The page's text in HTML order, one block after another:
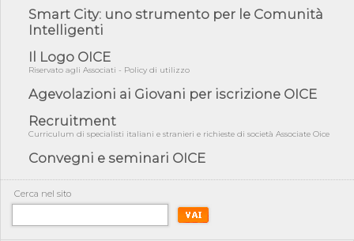
05/08/26 - Successo OICE per il bando della Città metropolitana
di Reg...
05/08/26 - Lettera OICE per il bando della Giunta Regionale della
Campa...
04/08/26 - DL PA: previste cancellazioni da elenchi professionisti
per ...
04/08/26 - International Sustainable Buildings Competition -
COP31, An...
04/08/26 - CdS, project financing: progetto di fattibilità da
impugnar...
04/08/26 - Rapporto Anac corruzione 2020-2026: procedimenti
penali per ...
04/08/26 - CdS: partecipazione alla gara non equivale ad
Smart City: uno strumento per le Comunità
Intelligenti
Il Logo OICE
Riservato agli Associati - Policy di utilizzo
Agevolazioni ai Giovani per iscrizione OICE
Recruitment
Curriculum di specialisti italiani e stranieri e richieste di società Associate Oice
Convegni e seminari OICE
Cerca nel sito